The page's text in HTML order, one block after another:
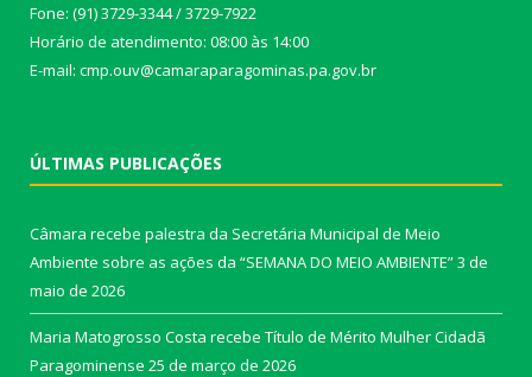
Fone: (91) 3729-3344 / 3729-7922
Horário de atendimento: 08:00 às 14:00
E-mail: cmp.ouv@camaraparagominas.pa.gov.br
ÚLTIMAS PUBLICAÇÕES
Câmara recebe palestra da Secretária Municipal de Meio
Ambiente sobre as ações da “SEMANA DO MEIO AMBIENTE”3 de
maio de 2026
Maria Matogrosso Costa recebe Título de Mérito Mulher Cidadã
Paragominense 25 de março de 2026